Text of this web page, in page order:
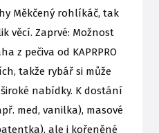
Měkčený rohlíkáč, tak
věcí. Zaprvé: Možnost
z pečiva od KAPRPRO
takže rybář si může
nabídky. K dostání
med, vanilka), masové
ale i kořeněné